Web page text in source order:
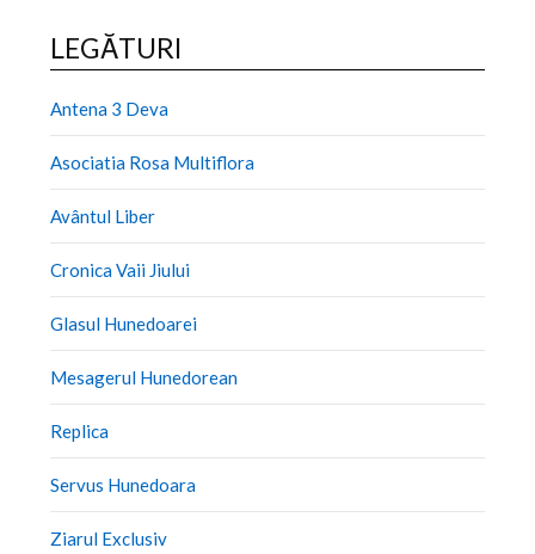
LEGĂTURI
Antena 3 Deva
Asociatia Rosa Multiflora
Avântul Liber
Cronica Vaii Jiului
Glasul Hunedoarei
Mesagerul Hunedorean
Replica
Servus Hunedoara
Ziarul Exclusiv